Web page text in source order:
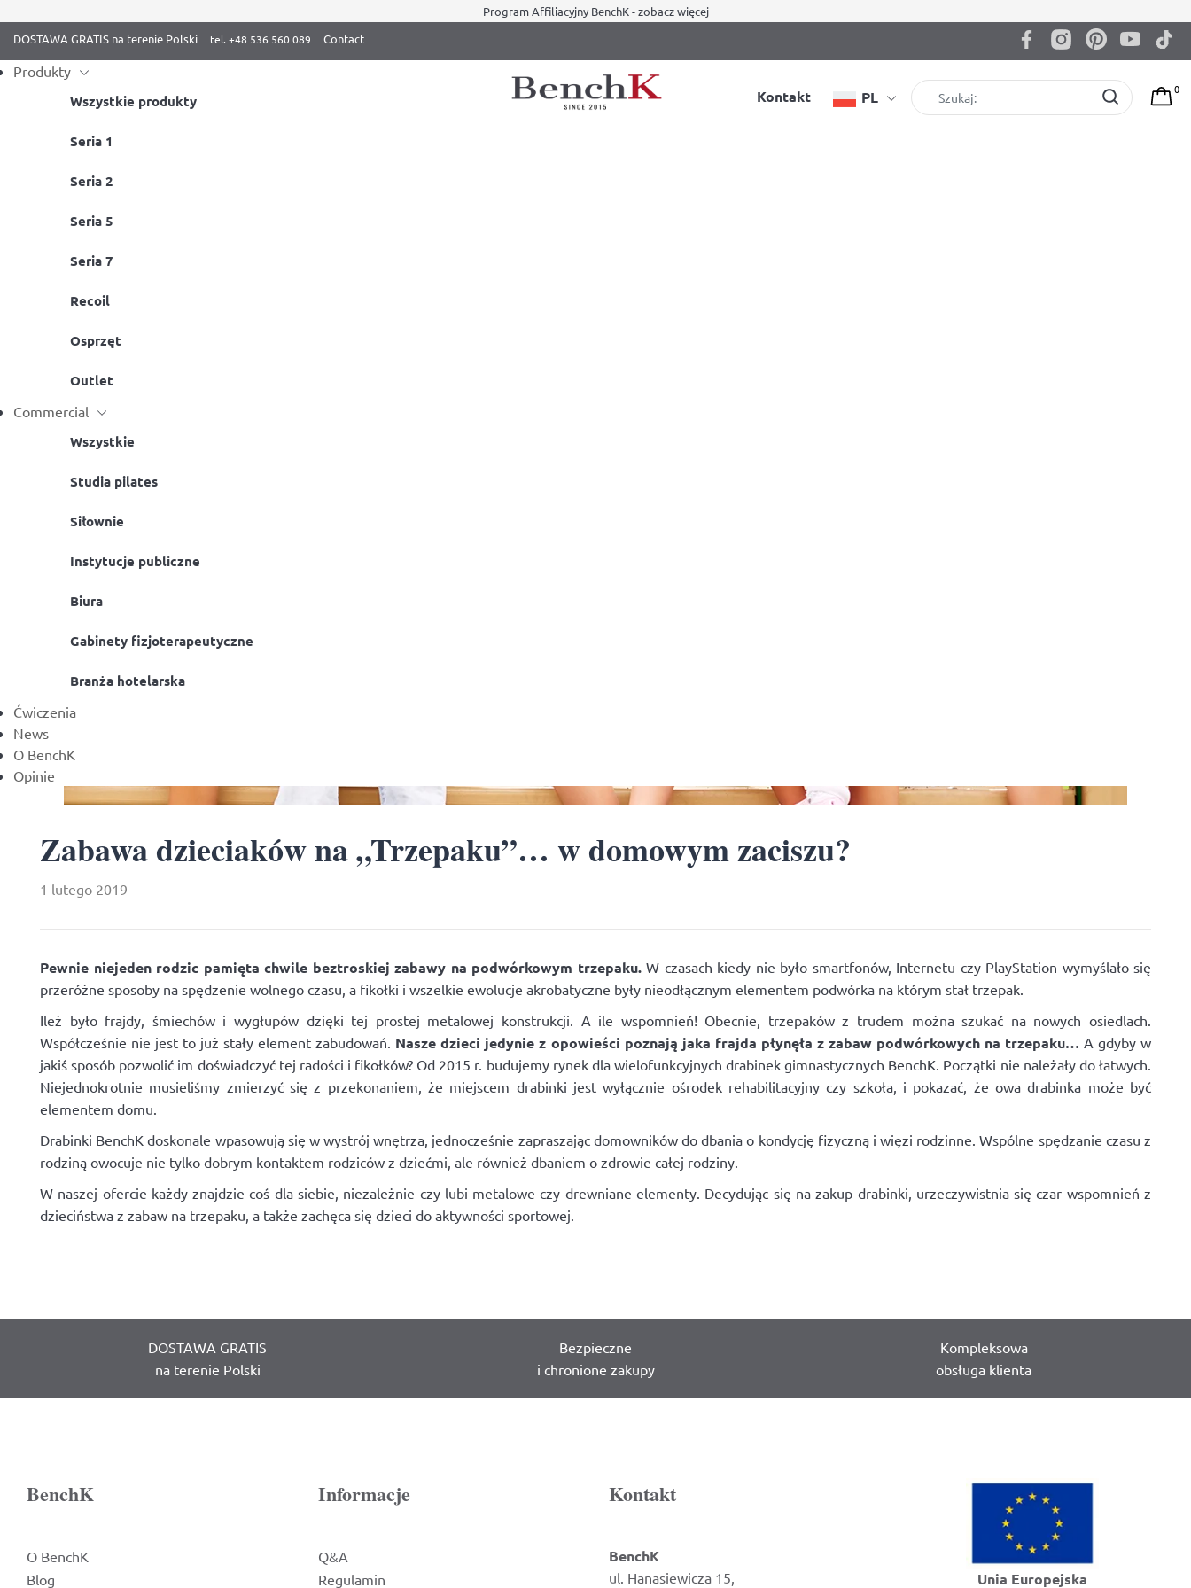
Program Affiliacyjny BenchK - zobacz więcej
DOSTAWA GRATIS na terenie Polski
Contact
Produkty
Wszystkie produkty
Seria 1
Seria 2
Seria 5
Seria 7
Recoil
Osprzęt
Outlet
Commercial
Wszystkie
Studia pilates
Siłownie
Instytucje publiczne
Biura
Gabinety fizjoterapeutyczne
Branża hotelarska
Ćwiczenia
News
O BenchK
Opinie
Kontakt PL 0
Zabawa dzieciaków na „Trzepaku”… w domowym zaciszu?
1 lutego 2019
Pewnie niejeden rodzic pamięta chwile beztroskiej zabawy na podwórkowym trzepaku.W czasach kiedy nie było smartfonów, Internetu czy PlayStation wymyślało się
przeróżne sposoby na spędzenie wolnego czasu, a fikołki i wszelkie ewolucje akrobatyczne były nieodłącznym elementem podwórka na którym stał trzepak.
Ileż było frajdy, śmiechów i wygłupów dzięki tej prostej metalowej konstrukcji. A ile wspomnień! Obecnie, trzepaków z trudem można szukać na nowych osiedlach.
Współcześnie nie jest to już stały element zabudowań. Nasze dzieci jedynie z opowieści poznają jaka frajda płynęła z zabaw podwórkowych na trzepaku… A gdyby w
jakiś sposób pozwolić im doświadczyć tej radości i fikołków? Od 2015 r. budujemy rynek dla wielofunkcyjnych drabinek gimnastycznych BenchK. Początki nie należały do łatwych.
Niejednokrotnie musieliśmy zmierzyć się z przekonaniem, że miejscem drabinki jest wyłącznie ośrodek rehabilitacyjny czy szkoła, i pokazać, że owa drabinka może być
elementem domu.
Drabinki BenchK doskonale wpasowują się w wystrój wnętrza, jednocześnie zapraszając domowników do dbania o kondycję fizyczną i więzi rodzinne. Wspólne spędzanie czasu z
rodziną owocuje nie tylko dobrym kontaktem rodziców z dziećmi, ale również dbaniem o zdrowie całej rodziny.
W naszej ofercie każdy znajdzie coś dla siebie, niezależnie czy lubi metalowe czy drewniane elementy. Decydując się na zakup drabinki, urzeczywistnia się czar wspomnień z
dzieciństwa z zabaw na trzepaku, a także zachęca się dzieci do aktywności sportowej.
DOSTAWA GRATIS
na terenie Polski
Bezpieczne
i chronione zakupy
Kompleksowa
obsługa klienta
BenchK
O BenchK
Blog
Informacje
Q&A
Regulamin
Kontakt
BenchK
ul. Hanasiewicza 15, Unia Europejska